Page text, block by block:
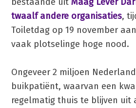
twaalf andere organisaties,
Toiletdag op 19 november
vaak plotselinge hoge nood.
Ongeveer 2 miljoen
buikpatiënt, waarvan een
regelmatig thuis te blijven uit